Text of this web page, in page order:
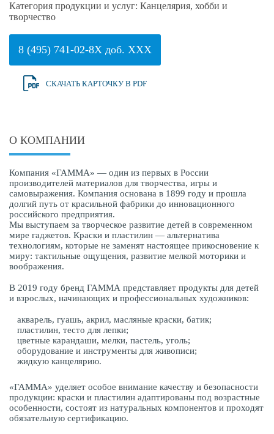
Категория продукции и услуг: Канцелярия, хобби и
творчество
8 (495) 741-02-8X доб. XXX
СКАЧАТЬ КАРТОЧКУ В PDF
О КОМПАНИИ
Компания «ГАММА» — один из первых в России
производителей материалов для творчества, игры и
самовыражения. Компания основана в 1899 году и прошла
долгий путь от красильной фабрики до инновационного
российского предприятия.
Мы выступаем за творческое развитие детей в современном
мире гаджетов. Краски и пластилин — альтернатива
технологиям, которые не заменят настоящее прикосновение к
миру: тактильные ощущения, развитие мелкой моторики и
воображения.
В 2019 году бренд ГАММА представляет продукты для детей
и взрослых, начинающих и профессиональных художников:
акварель, гуашь, акрил, масляные краски, батик;
пластилин, тесто для лепки;
цветные карандаши, мелки, пастель, уголь;
оборудование и инструменты для живописи;
жидкую канцелярию.
«ГАММА» уделяет особое внимание качеству и безопасности
продукции: краски и пластилин адаптированы под возрастные
особенности, состоят из натуральных компонентов и проходят
обязательную сертификацию.